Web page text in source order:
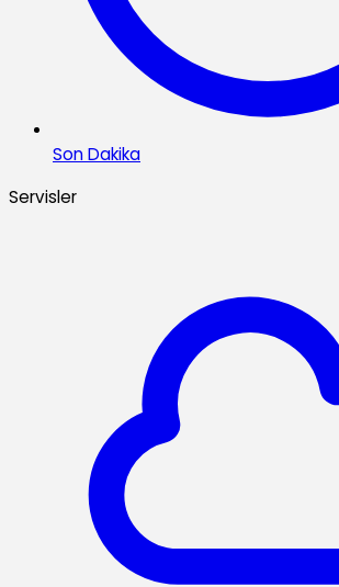
Son Dakika
Servisler